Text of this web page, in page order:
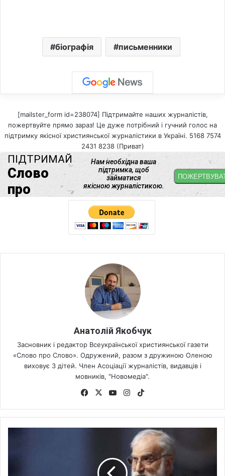
біографія письменники
[mailster_form id=238074] Підтримайте наших журналістів,
пожертвуйте прямо зараз! Це дуже потрібний і гучний голос на
підтримку якісної християнської журналістики в Україні. 5168 7574
2431 8238 (Приват)
Анатолій Якобчук
Засновник і редактор Всеукраїнської християнської газети
«Слово про Слово». Одружений, разом з дружиною Оленою
виховує 3 дітей. Член Асоціації журналістів, видавців і
мовників, "Новомедіа".
Fa
bo
ok
X
Yo
ub
e
Ins
ra
m
k